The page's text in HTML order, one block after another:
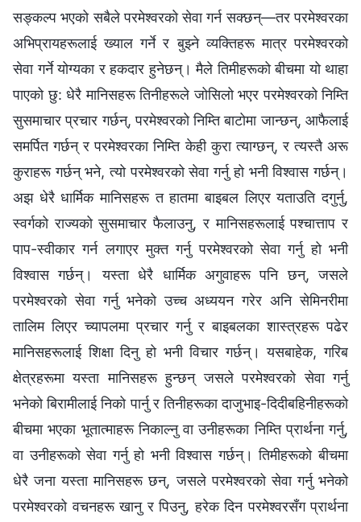
सङ्कल्प भएको सबैले परमेश्‍वरको सेवा गर्न सक्छन्—तर परमेश्‍वरका
अभिप्रायहरूलाई ख्याल गर्ने र बुझ्ने व्यक्तिहरू मात्र परमेश्‍वरको
सेवा गर्ने योग्यका र हकदार हुनेछन्। मैले तिमीहरूको बीचमा यो थाहा
पाएको छु: धेरै मानिसहरू तिनीहरूले जोसिलो भएर परमेश्‍वरको निम्ति
सुसमाचार प्रचार गर्छन्, परमेश्‍वरको निम्ति बाटोमा जान्छन्, आफैलाई
समर्पित गर्छन् र परमेश्‍वरका निम्ति केही कुरा त्याग्छन्, र त्यस्तै अरू
कुराहरू गर्छन् भने, त्यो परमेश्‍वरको सेवा गर्नु हो भनी विश्‍वास गर्छन्।
अझ धेरै धार्मिक मानिसहरू त हातमा बाइबल लिएर यताउति दगुर्नु,
स्वर्गको राज्यको सुसमाचार फैलाउनु, र मानिसहरूलाई पश्चात्ताप र
पाप-स्वीकार गर्न लगाएर मुक्त गर्नु परमेश्‍वरको सेवा गर्नु हो भनी
विश्‍वास गर्छन्। यस्ता धेरै धार्मिक अगुवाहरू पनि छन्, जसले
परमेश्‍वरको सेवा गर्नु भनेको उच्च अध्ययन गरेर अनि सेमिनरीमा
तालिम लिएर च्यापलमा प्रचार गर्नु र बाइबलका शास्त्रहरू पढेर
मानिसहरूलाई शिक्षा दिनु हो भनी विचार गर्छन्। यसबाहेक, गरिब
क्षेत्रहरूमा यस्ता मानिसहरू हुन्छन् जसले परमेश्‍वरको सेवा गर्नु
भनेको बिरामीलाई निको पार्नु र तिनीहरूका दाजुभाइ-दिदीबहिनीहरूको
बीचमा भएका भूतात्माहरू निकाल्नु वा उनीहरूका निम्ति प्रार्थना गर्नु,
वा उनीहरूको सेवा गर्नु हो भनी विश्‍वास गर्छन्। तिमीहरूको बीचमा
धेरै जना यस्ता मानिसहरू छन्, जसले परमेश्‍वरको सेवा गर्नु भनेको
परमेश्‍वरको वचनहरू खानु र पिउनु, हरेक दिन परमेश्‍वरसँग प्रार्थना